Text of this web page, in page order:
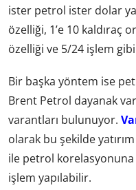
ister petrol ister dolar
özelliği, 1’e 10 kaldıraç
özelliği ve 5/24 işlem
Bir başka yöntem ise
Brent Petrol dayanak
varantları bulunuyor.
olarak bu şekilde
ile petrol korelasyonuna
işlem yapılabilir.